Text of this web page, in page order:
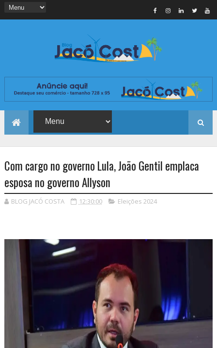
Com cargo no governo Lula, João Gentil emplaca
esposa no governo Allyson
BLOG JACÓ COSTA 12:30:00 Eleições 2024